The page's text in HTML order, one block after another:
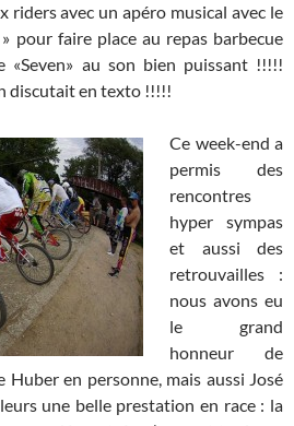
riders avec un apéro musical avec le
pour faire place au repas barbecue
«Seven» au son bien puissant !!!!!
discutait en texto !!!!!
Ce week-end a
permis des
rencontres
hyper sympas
et aussi des
retrouvailles :
nous avons eu
le grand
honneur de
Huber en personne, mais aussi José
une belle prestation en race : la